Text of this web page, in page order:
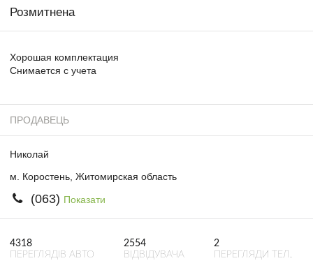
Розмитнена
Хорошая комплектация
Снимается с учета
ПРОДАВЕЦЬ
Николай
м. Коростень, Житомирская область
(063) Показати
4318
ПЕРЕГЛЯДІВ АВТО
2554
ВІДВІДУВАЧА
2
ПЕРЕГЛЯДИ ТЕЛ.